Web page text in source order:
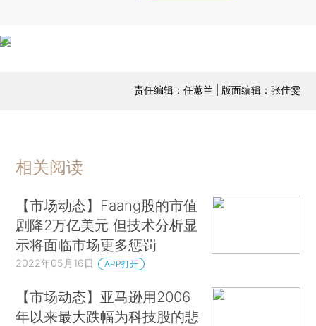
责任编辑：任蕙兰 | 版面编辑：张佳雯
相关阅读
【市场动态】Faang股的市值
剧降2万亿美元 但技术分析显
示将面临市场更多惩罚
2022年05月16日 APP打开
【市场动态】亚马逊用2006
年以来最大跌幅为科技股的悲